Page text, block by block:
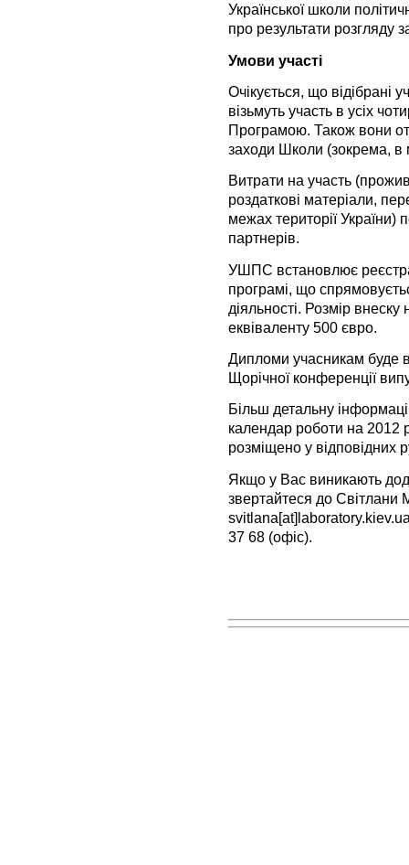
Української школи
про результати розгляду
Умови участі
Очікується, що відібрані
візьмуть участь в усіх
Програмою. Також вони
заходи Школи (зокрема, в
Витрати на участь
роздаткові матеріали,
межах території України)
партнерів.
УШПС встановлює
програмі, що
діяльності. Розмір
еквіваленту 500 євро.
Дипломи учасникам буде
Щорічної конференції
Більш детальну
календар роботи на 2012
розміщено у відповідних
Якщо у Вас виникають
звертайтеся до Світлани
37 68 (офіс).